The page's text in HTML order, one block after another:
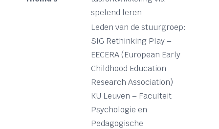
spelend leren
Leden van de stuurgroep:
SIG Rethinking Play –
EECERA (European Early
Childhood Education
Research Association)
KU Leuven – Faculteit
Psychologie en
Pedagogische